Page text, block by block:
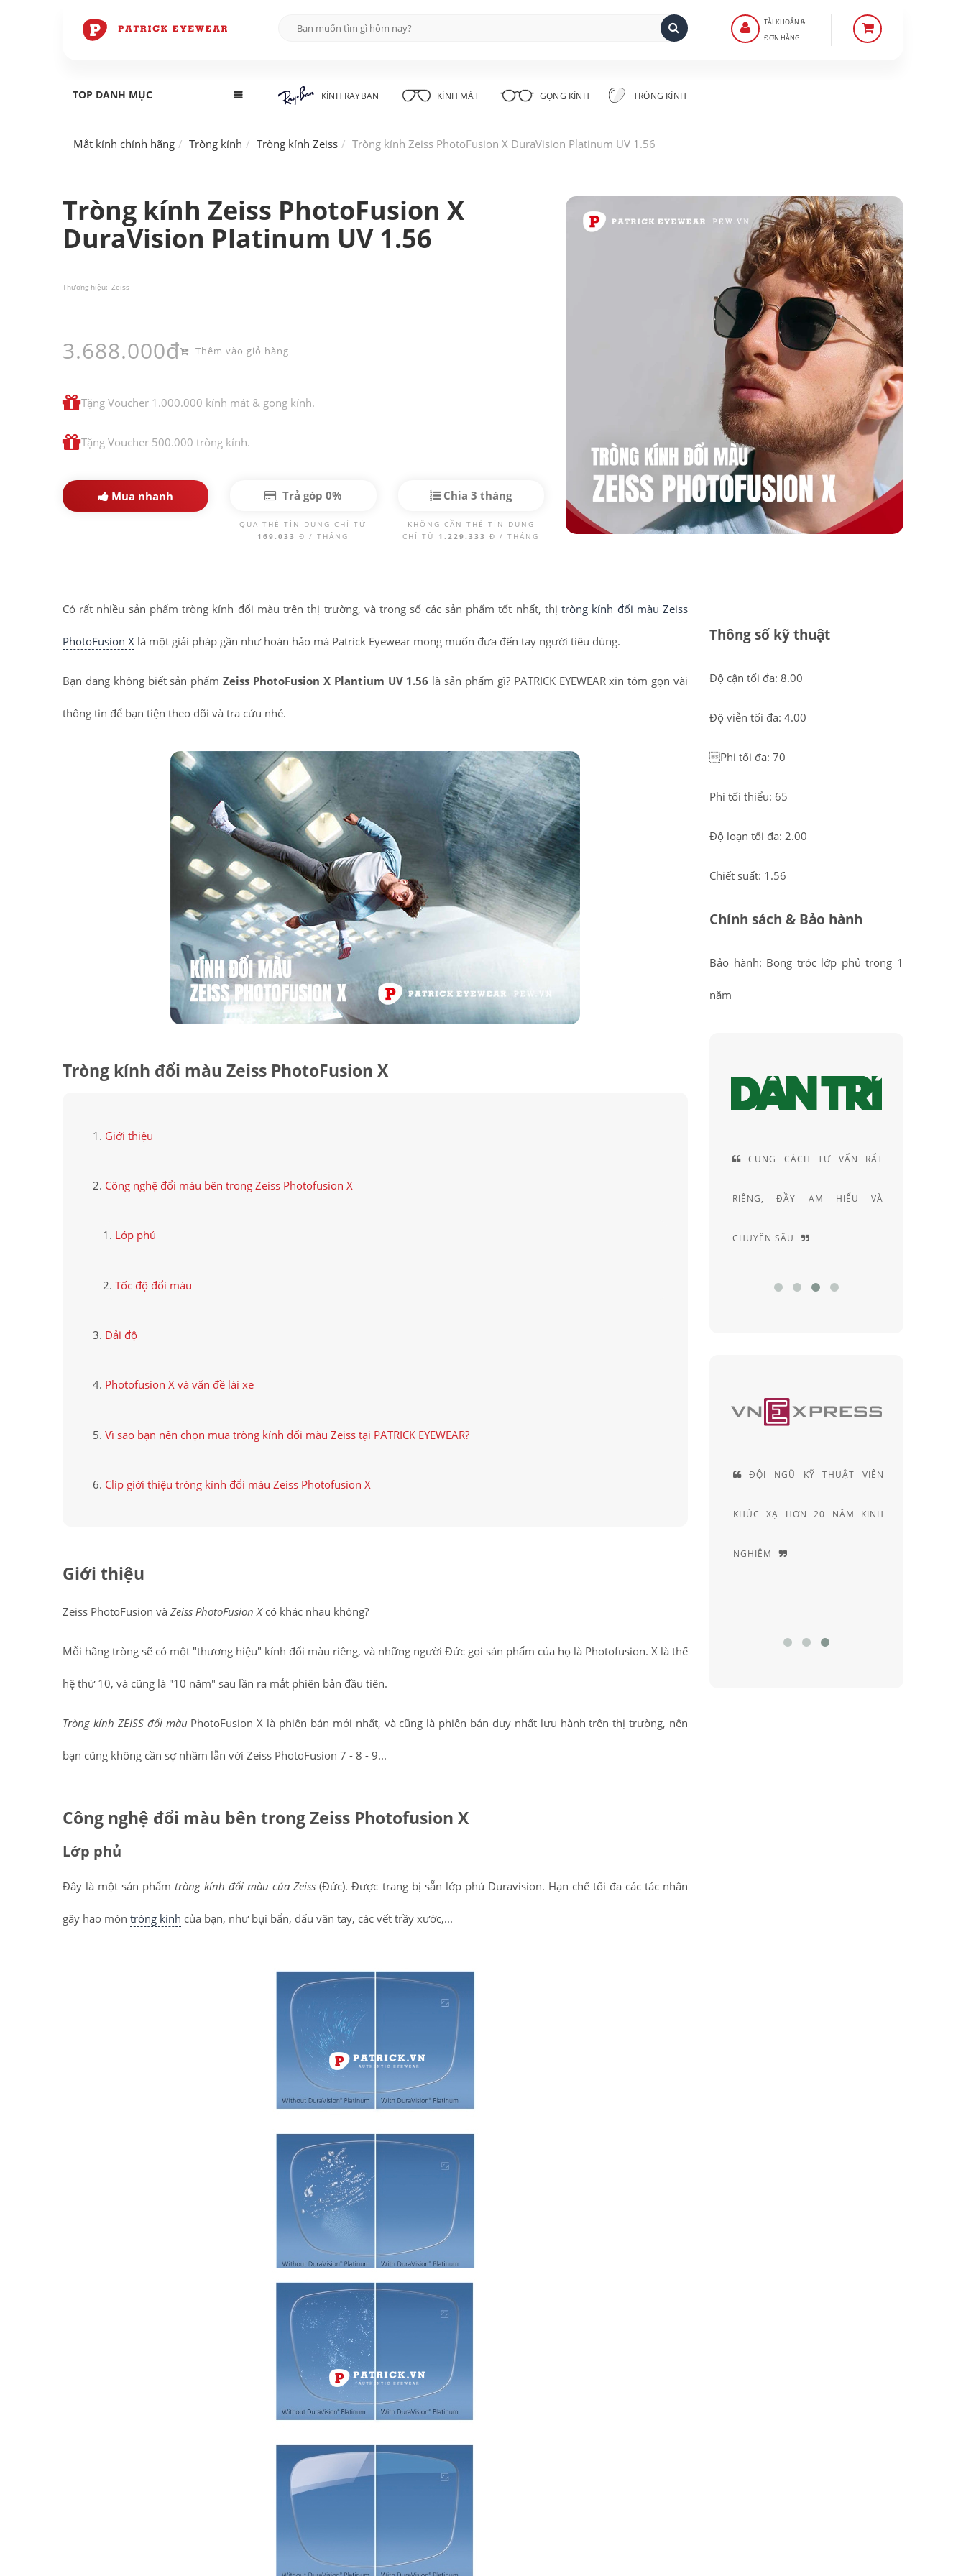
TÀI KHOẢN &
ĐƠN HÀNG
TOP DANH MỤC KÍNH RAYBAN KÍNH MÁT GỌNG KÍNH TRÒNG KÍNH
Mắt kính chính hãng Tròng kính Tròng kính Zeiss Tròng kính Zeiss PhotoFusion X DuraVision Platinum UV 1.56
Tròng kính Zeiss PhotoFusion X
DuraVision Platinum UV 1.56
Thương hiệu: Zeiss
3.688.000đ Thêm vào giỏ hàng
Tặng Voucher 1.000.000 kính mát & gọng kính.
Tặng Voucher 500.000 tròng kính.
Mua nhanh Trả góp 0%
QUA THẺ TÍN DỤNG CHỈ TỪ
169.033Đ / THÁNG
Chia 3 tháng
KHÔNG CẦN THẺ TÍN DỤNG
CHỈ TỪ 1.229.333Đ / THÁNG
Có rất nhiều sản phẩm tròng kính đổi màu trên thị trường, và trong số các sản phẩm tốt nhất, thịtròng kính đổi màu Zeiss
PhotoFusion X là một giải pháp gần như hoàn hảo mà Patrick Eyewear mong muốn đưa đến tay người tiêu dùng.
Bạn đang không biết sản phẩmZeiss PhotoFusion X Plantium UV 1.56 là sản phẩm gì? PATRICK EYEWEAR xin tóm gọn vài
thông tin để bạn tiện theo dõi và tra cứu nhé.
Tròng kính đổi màu Zeiss PhotoFusion X
Giới thiệu
Công nghệ đổi màu bên trong Zeiss Photofusion X
Lớp phủ
Tốc độ đổi màu
Dải độ
Photofusion X và vấn đề lái xe
Vì sao bạn nên chọn mua tròng kính đổi màu Zeiss tại PATRICK EYEWEAR?
Clip giới thiệu tròng kính đổi màu Zeiss Photofusion X
Giới thiệu
Zeiss PhotoFusion và Zeiss PhotoFusion Xcó khác nhau không?
Mỗi hãng tròng sẽ có một "thương hiệu" kính đổi màu riêng, và những người Đức gọi sản phẩm của họ là Photofusion. X là thế
hệ thứ 10, và cũng là "10 năm" sau lần ra mắt phiên bản đầu tiên.
Tròng kính ZEISS đổi màu PhotoFusion X là phiên bản mới nhất, và cũng là phiên bản duy nhất lưu hành trên thị trường, nên
bạn cũng không cần sợ nhầm lẫn với Zeiss PhotoFusion 7 - 8 - 9...
Công nghệ đổi màu bên trong Zeiss Photofusion X
Lớp phủ
Đây là một sản phẩmtròng kính đổi màu của Zeiss (Đức). Được trang bị sẵn lớp phủ Duravision. Hạn chế tối đa các tác nhân
gây hao mòn tròng kính của bạn, như bụi bẩn, dấu vân tay, các vết trầy xước,...
Thông số kỹ thuật
Độ cận tối đa: 8.00
Độ viễn tối đa: 4.00
Phi tối đa: 70
Phi tối thiểu: 65
Độ loạn tối đa: 2.00
Chiết suất: 1.56
Chính sách & Bảo hành
Bảo hành: Bong tróc lớp phủ trong 1
năm
CUNG CÁCH TƯ VẤN RẤT
RIÊNG, ĐẦY AM HIỂU VÀ
CHUYÊN SÂU
ĐỘI NGŨ KỸ THUẬT VIÊN
KHÚC XẠ HƠN 20 NĂM KINH
NGHIỆM